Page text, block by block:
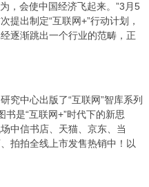
，会使中国经济飞起来。”3月5
提出制定“互联网+”行动计划，
逐渐跳出一个行业的范畴，正
究中心出版了“互联网”智库系列
是“互联网+”时代下的新思
中信书店、天猫、京东、当
拍拍全线上市发售热销中！以